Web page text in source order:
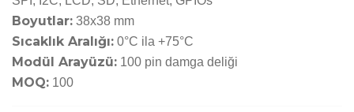
Boyutlar: 38x38 mm
Sıcaklık Aralığı: 0°C ila +75°C
Modül Arayüzü: 100 pin damga deliği
MOQ: 100